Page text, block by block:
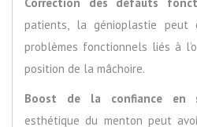
patients, la génioplastie peut
problèmes fonctionnels liés à
position de la mâchoire.
Boost de la confiance en
esthétique du menton peut